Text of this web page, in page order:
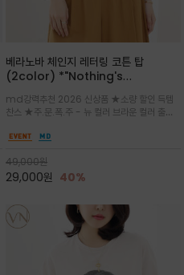
베라노바 체인지 레터링 코튼 탑
(2color) *"Nothing's
도 일어나지않는것/감각적인 레터링 프
린팅이 돋보이는 베라노바 티셔츠
md강력추천 2026 신상품 ★소량 할인 득템
찬스 ★주.문.폭.주 - 뉴 컬러 브라운 컬러 출시~
무드를 만들고 기본 베이스의 컬러감이라 출근시
럽고 유연한 코튼 소재로 편안
49,000원
29,000원 40%